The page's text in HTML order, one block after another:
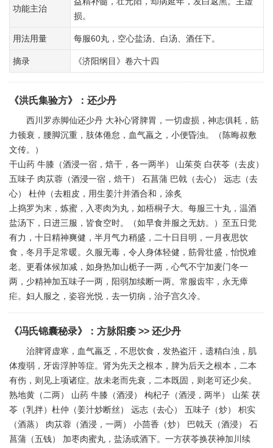
功能主治
损。
用法用量 每服60丸，空心盐汤、白汤、酒任下。
摘录 《济阳纲目》卷六十四
《洪氏集验方》 ： 还少丹
西川罗赤脚仙还少丹 大补心肾脾胃，一切虚损，神志俱耗，筋
力顿衰，腰脚沉重，肢体倦怠，血气羸之，小便昏浊。（陈晦叔敷
文传。）
干山药 牛膝（酒浸一宿，焙干，各一两半） 山茱萸 白茯苓（去皮）
五味子 肉苁蓉（酒浸一宿，焙干） 石菖蒲 巴戟（去心） 远志（去
心） 杜仲（去粗皮，用生姜汁并酒合和，涂炙
上捣罗为末，炼蜜，入枣肉为丸，如梧桐子大。每服三十丸，温酒
盐汤下，日进三服，皆食空时。（如早食并服之无妨。）至五日觉
有力，十日精神爽健，半月气力稍盛，二十日目明，一月夜思饮
食，冬月手足常暖。久服无毒，令人身体轻健，筋骨壮盛，怡悦难
老。更看体候加减，如身热加山栀子一两，心气不宁加麦门冬一
两，少精神加五味子一两，阳弱加续断一两。常服齿牢，永无瘴
疟。妇人服之，姿容光悦，去一切病，治子宫久冷。
《冯氏锦囊秘录》 ： 方脉阳痿 >> 还少丹
治脾肾虚寒，血气羸乏，不思饮食，发热盗汗，遗精白浊，肌
体瘦弱，牙齿浮肿等症。肾为先天之根本，脾为后天之根本，二本
有伤，则见上项诸症。故未老而先衰，二本既固，则老可还少矣。
熟地黄（二两） 山药 牛膝（酒浸） 枸杞子（酒浸，两半） 山茱 茯
苓（乳拌）杜仲（姜汁炒断丝） 远志（去心） 五味子（炒） 枳实
（酒蒸） 肉苁蓉（酒浸，一两） 小茴香（炒） 巴戟天（酒浸） 石
菖蒲（五钱） 加枣肉蜜丸，盐汤或酒下。一方茯苓换茯神加川续